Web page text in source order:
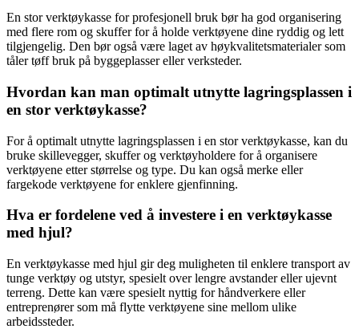
En stor verktøykasse for profesjonell bruk bør ha god organisering
med flere rom og skuffer for å holde verktøyene dine ryddig og lett
tilgjengelig. Den bør også være laget av høykvalitetsmaterialer som
tåler tøff bruk på byggeplasser eller verksteder.
Hvordan kan man optimalt utnytte lagringsplassen i
en stor verktøykasse?
For å optimalt utnytte lagringsplassen i en stor verktøykasse, kan du
bruke skillevegger, skuffer og verktøyholdere for å organisere
verktøyene etter størrelse og type. Du kan også merke eller
fargekode verktøyene for enklere gjenfinning.
Hva er fordelene ved å investere i en verktøykasse
med hjul?
En verktøykasse med hjul gir deg muligheten til enklere transport av
tunge verktøy og utstyr, spesielt over lengre avstander eller ujevnt
terreng. Dette kan være spesielt nyttig for håndverkere eller
entreprenører som må flytte verktøyene sine mellom ulike
arbeidssteder.